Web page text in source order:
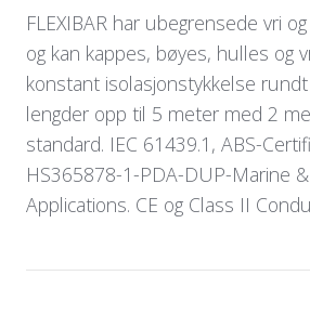
FLEXIBAR har ubegrensede vri
og kan kappes, bøyes, hulles og
konstant isolasjonstykkelse
lengder opp til 5 meter med 2
standard. IEC 61439.1, ABS-
HS365878-1-PDA-DUP-Marine
Applications. CE og Class II